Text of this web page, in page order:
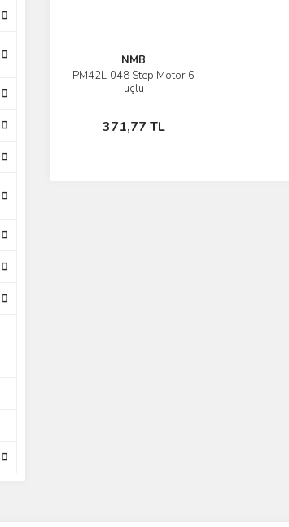
NMB
PM42L-048 Step Motor 6
uçlu
371,77 TL
İncele
Sepete Ekle